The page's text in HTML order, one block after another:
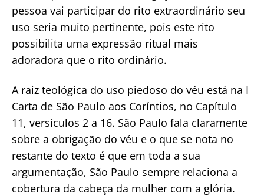
pessoa vai participar do rito extraordinário seu
uso seria muito pertinente, pois este rito
possibilita uma expressão ritual mais
adoradora que o rito ordinário.
A raiz teológica do uso piedoso do véu está na I
Carta de São Paulo aos Coríntios, no Capítulo
11, versículos 2 a 16. São Paulo fala claramente
sobre a obrigação do véu e o que se nota no
restante do texto é que em toda a sua
argumentação, São Paulo sempre relaciona a
cobertura da cabeça da mulher com a glória.